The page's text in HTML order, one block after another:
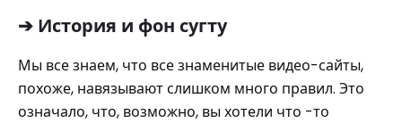
➔ История и фон сугту
Мы все знаем, что все знаменитые видео-сайты,
похоже, навязывают слишком много правил. Это
означало, что, возможно, вы хотели что -то